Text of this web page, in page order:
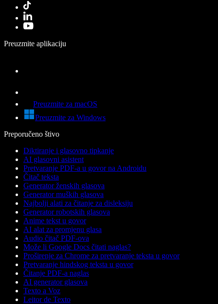
Preuzmite aplikaciju
Preuzmite za macOS
Preuzmite za Windows
Preporučeno štivo
Diktiranje i glasovno tipkanje
AI glasovni asistent
Pretvaranje PDF-a u govor na Androidu
Čitač teksta
Generator ženskih glasova
Generator muških glasova
Najbolji alati za čitanje za disleksiju
Generator robotskih glasova
Anime tekst u govor
AI alat za promjenu glasa
Audio čitač PDF-ova
Može li Google Docs čitati naglas?
Proširenje za Chrome za pretvaranje teksta u govor
Pretvaranje hindskog teksta u govor
Čitanje PDF-a naglas
AI generator glasova
Texto a Voz
Leitor de Texto